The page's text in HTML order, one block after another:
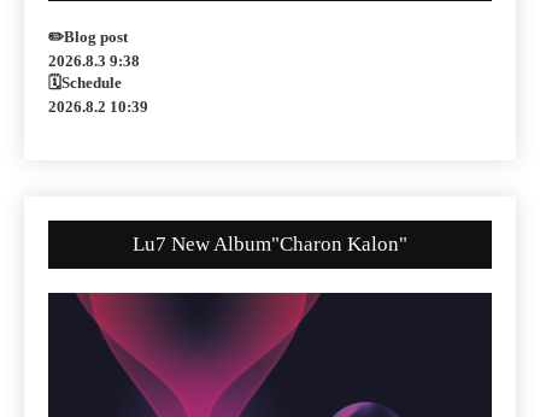
✏️Blog post
2026.8.3 9:38
🗓Schedule
2026.8.2 10:39
Lu7 New Album"Charon Kalon"